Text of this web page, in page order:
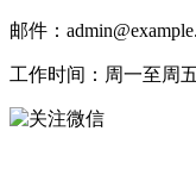
邮件：
工作时间：周一至周